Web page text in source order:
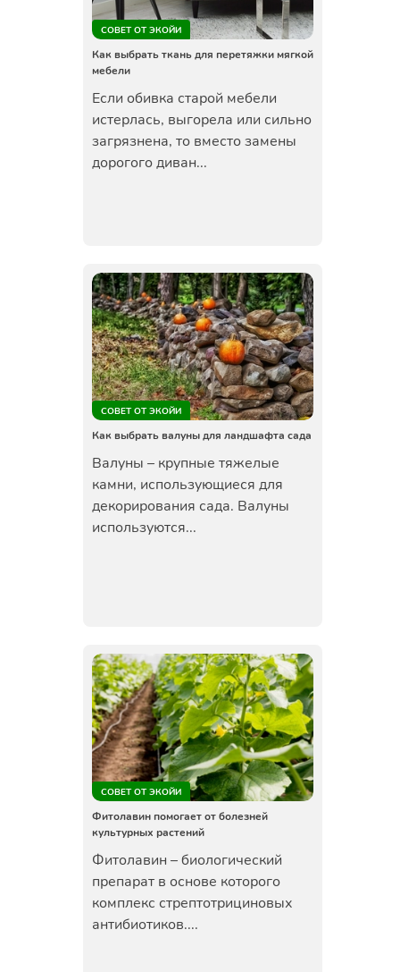
СОВЕТ ОТ ЭКОЙИ
Как выбрать ткань для перетяжки мягкой
мебели
Если обивка старой мебели
истерлась, выгорела или сильно
загрязнена, то вместо замены
дорогого диван...
СОВЕТ ОТ ЭКОЙИ
Как выбрать валуны для ландшафта сада
Валуны – крупные тяжелые
камни, использующиеся для
декорирования сада. Валуны
используются...
СОВЕТ ОТ ЭКОЙИ
Фитолавин помогает от болезней
культурных растений
Фитолавин – биологический
препарат в основе которого
комплекс стрептотрициновых
антибиотиков....